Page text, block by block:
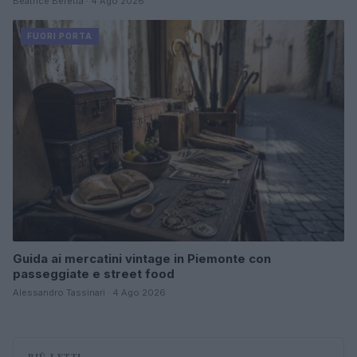
FUORI PORTA
Guida ai mercatini vintage in Piemonte con
passeggiate e street food
Alessandro Tassinari · 4 Ago 2026